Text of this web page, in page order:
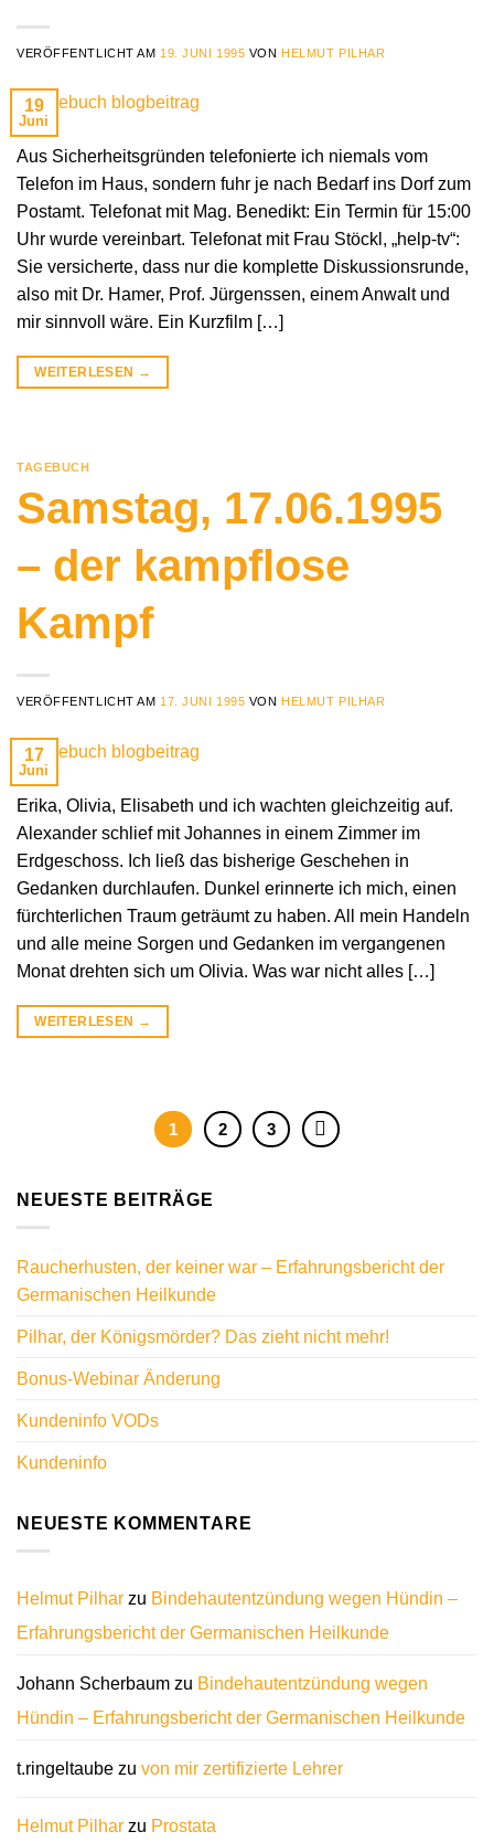
VERÖFFENTLICHT AM 19. JUNI 1995 VON HELMUT PILHAR
19
Juni
Aus Sicherheitsgründen telefonierte ich niemals vom
Telefon im Haus, sondern fuhr je nach Bedarf ins Dorf zum
Postamt. Telefonat mit Mag. Benedikt: Ein Termin für 15:00
Uhr wurde vereinbart. Telefonat mit Frau Stöckl, „help-tv“:
Sie versicherte, dass nur die komplette Diskussionsrunde,
also mit Dr. Hamer, Prof. Jürgenssen, einem Anwalt und
mir sinnvoll wäre. Ein Kurzfilm […]
WEITERLESEN →
TAGEBUCH
Samstag, 17.06.1995
– der kampflose
Kampf
VERÖFFENTLICHT AM17. JUNI 1995 VON HELMUT PILHAR
17
Juni
Erika, Olivia, Elisabeth und ich wachten gleichzeitig auf.
Alexander schlief mit Johannes in einem Zimmer im
Erdgeschoss. Ich ließ das bisherige Geschehen in
Gedanken durchlaufen. Dunkel erinnerte ich mich, einen
fürchterlichen Traum geträumt zu haben. All mein Handeln
und alle meine Sorgen und Gedanken im vergangenen
Monat drehten sich um Olivia. Was war nicht alles […]
WEITERLESEN →
1 2 3
NEUESTE BEITRÄGE
Raucherhusten, der keiner war – Erfahrungsbericht der
Germanischen Heilkunde
Pilhar, der Königsmörder? Das zieht nicht mehr!
Bonus-Webinar Änderung
Kundeninfo VODs
Kundeninfo
NEUESTE KOMMENTARE
Helmut Pilhar zu Bindehautentzündung wegen Hündin –
Erfahrungsbericht der Germanischen Heilkunde
Johann Scherbaum zu Bindehautentzündung wegen
Hündin – Erfahrungsbericht der Germanischen Heilkunde
t.ringeltaube zu von mir zertifizierte Lehrer
Helmut Pilhar zu Prostata